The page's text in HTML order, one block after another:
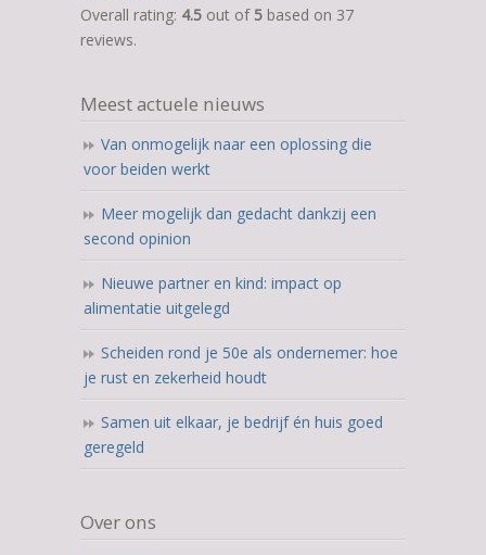
rating
based
ratings
Overall rating: 4.5 out of 5 based on 37
reviews.
Meest actuele nieuws
Van onmogelijk naar een oplossing die
voor beiden werkt
Meer mogelijk dan gedacht dankzij een
second opinion
Nieuwe partner en kind: impact op
alimentatie uitgelegd
Scheiden rond je 50e als ondernemer: hoe
je rust en zekerheid houdt
Samen uit elkaar, je bedrijf én huis goed
geregeld
Over ons